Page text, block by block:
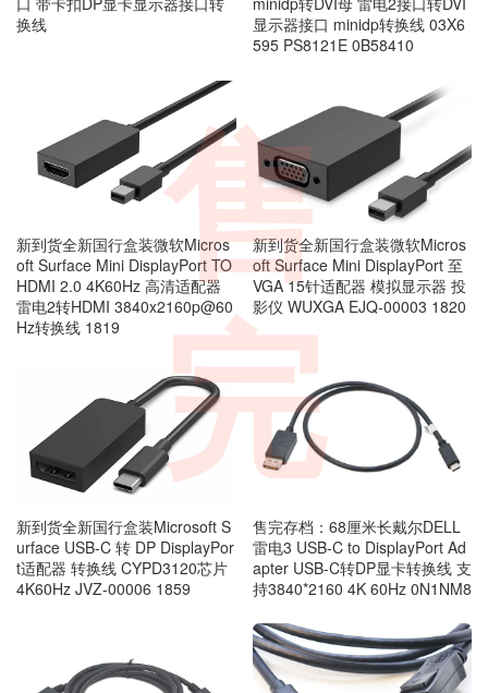
换线
显示器接口 minidp转换线 03X6
595 PS8121E 0B58410
新到货全新国行盒装微软Micros
oft Surface Mini DisplayPort TO
HDMI 2.0 4K60Hz 高清适配器
雷电2转HDMI 3840x2160p@60
Hz转换线 1819
新到货全新国行盒装微软Micros
oft Surface Mini DisplayPort 至
VGA 15针适配器 模拟显示器 投
影仪 WUXGA EJQ-00003 1820
新到货全新国行盒装Microsoft S
urface USB-C 转 DP DisplayPor
t适配器 转换线 CYPD3120芯片
4K60Hz JVZ-00006 1859
售完存档：68厘米长戴尔DELL
雷电3 USB-C to DisplayPort Ad
apter USB-C转DP显卡转换线 支
持3840*2160 4K 60Hz 0N1NM8
售
完